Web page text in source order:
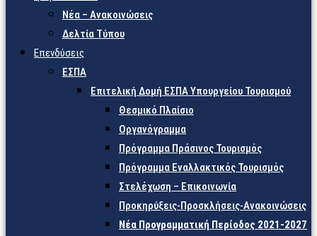
Νέα – Ανακοινώσεις
Δελτία Τύπου
Επενδύσεις
ΕΣΠΑ
Επιτελική Δομή ΕΣΠΑ Υπουργείου Τουρισμού
Θεσμικό Πλαίσιο
Οργανόγραμμα
Πρόγραμμα Πράσινος Τουρισμός
Πρόγραμμα Εναλλακτικός Τουρισμός
Στελέχωση – Επικοινωνία
Προκηρύξεις-Προσκλήσεις-Ανακοινώσεις
Νέα Προγραμματική Περίοδος 2021-2027